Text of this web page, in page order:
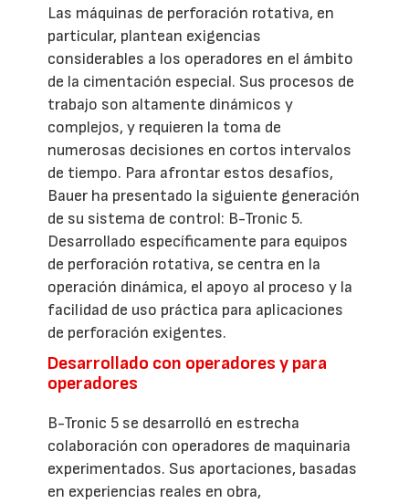
Las máquinas de perforación rotativa, en
particular, plantean exigencias
considerables a los operadores en el ámbito
de la cimentación especial. Sus procesos de
trabajo son altamente dinámicos y
complejos, y requieren la toma de
numerosas decisiones en cortos intervalos
de tiempo. Para afrontar estos desafíos,
Bauer ha presentado la siguiente generación
de su sistema de control: B-Tronic 5.
Desarrollado específicamente para equipos
de perforación rotativa, se centra en la
operación dinámica, el apoyo al proceso y la
facilidad de uso práctica para aplicaciones
de perforación exigentes.
Desarrollado con operadores y para
operadores
B-Tronic 5 se desarrolló en estrecha
colaboración con operadores de maquinaria
experimentados. Sus aportaciones, basadas
en experiencias reales en obra,